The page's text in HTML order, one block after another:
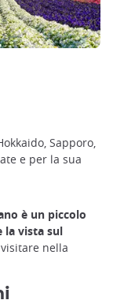
Sapporo,
e per la sua
è un piccolo
la vista sul
nella